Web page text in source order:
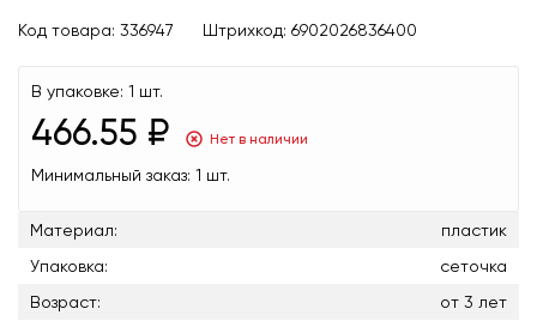
Код товара: 336947 Штрихкод: 6902026836400
В упаковке: 1 шт.
466.55 ₽ Нет в наличии
Минимальный заказ: 1 шт.
Материал:
пластик
Упаковка:
сеточка
Возраст:
от 3 лет